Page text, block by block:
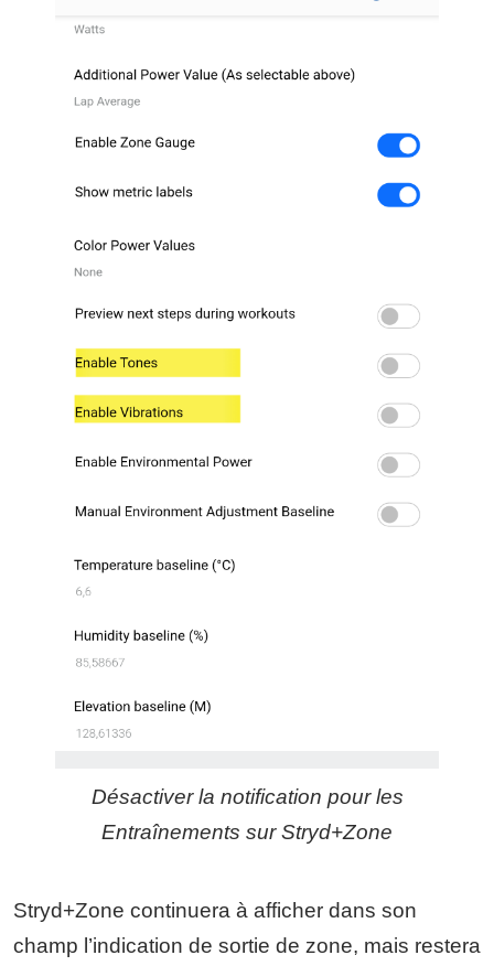
Désactiver la notification pour les
Entraînements sur Stryd+Zone
Stryd+Zone continuera à afficher dans son
champ l’indication de sortie de zone, mais restera